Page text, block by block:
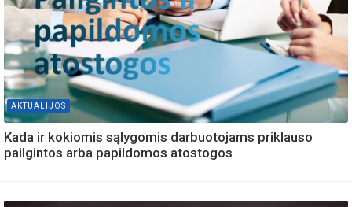
AKTUALIJOS
Kada ir kokiomis sąlygomis darbuotojams priklauso
pailgintos arba papildomos atostogos